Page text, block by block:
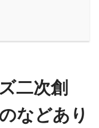
二次創
などあり